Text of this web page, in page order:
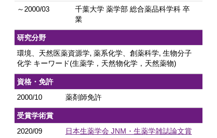
～2000/03
千葉大学 薬学部 総合薬品科学科 卒
業
研究分野
環境、天然医薬資源学, 薬系化学、創薬科学, 生物分子
化学 キーワード(生薬学，天然物化学，天然薬物)
資格・免許
2000/10
薬剤師免許
受賞学術賞
2020/09
日本生薬学会 JNM・生薬学雑誌論文賞